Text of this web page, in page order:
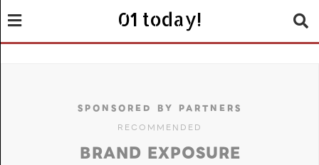
01 today!
SPONSORED BY PARTNERS
RECOMMENDED
BRAND EXPOSURE